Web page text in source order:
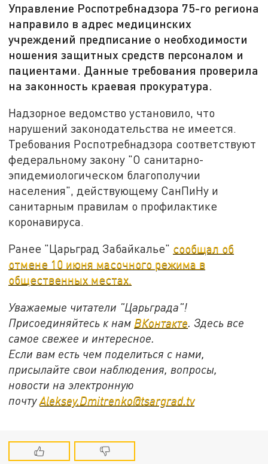
Управление Роспотребнадзора 75-го региона
направило в адрес медицинских
учреждений предписание о необходимости
ношения защитных средств персоналом и
пациентами. Данные требования проверила
на законность краевая прокуратура.
Надзорное ведомство установило, что
нарушений законодательства не имеется.
Требования Роспотребнадзора соответствуют
федеральному закону "О санитарно-
эпидемиологическом благополучии
населения", действующему СанПиНу и
санитарным правилам о профилактике
коронавируса.
Ранее "Царьград Забайкалье" сообщал об
отмене 10 июня масочного режима в
общественных местах.
Уважаемые читатели "Царьграда"!
Присоединяйтесь к нам ВКонтакте. Здесь все
самое свежее и интересное.
Если вам есть чем поделиться с нами,
присылайте свои наблюдения, вопросы,
новости на электронную
почтуAleksey.Dmitrenko@tsargrad.tv